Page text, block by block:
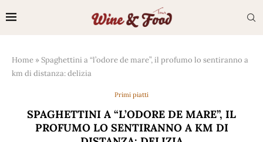
Home »Spaghettini a “l’odore de mare”, il profumo lo sentiranno a
km di distanza: delizia
Primi piatti
SPAGHETTINI A “L’ODORE DE MARE”, IL
PROFUMO LO SENTIRANNO A KM DI